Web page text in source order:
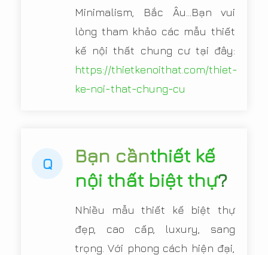
Minimalism, Bắc Âu...Bạn vui
lòng tham khảo các mẫu thiết
kế nội thất chung cư tại đây:
https://thietkenoithat.com/thiet-
ke-noi-that-chung-cu
Q Bạn cầnthiết kế
nội thất biệt thự?
Nhiều mẫu thiết kế biệt thự
đẹp, cao cấp, luxury, sang
trọng. Với phong cách hiện đại,